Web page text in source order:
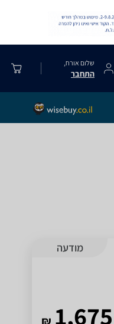
שלום אורח,
התחבר
מודעה
1,675